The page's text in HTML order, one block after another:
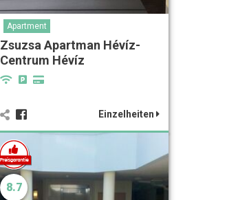
Apartment
Zsuzsa Apartman Hévíz-
Centrum Hévíz
Einzelheiten
8.7